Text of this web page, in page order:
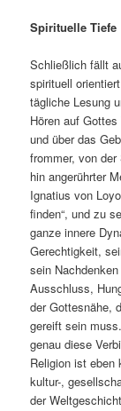
Spirituelle Tiefe
Schließlich fällt
spirituell
tägliche Lesung
Hören auf
und über das
frommer, von
hin angerührter
Ignatius von
finden“, und zu
ganze innere
Gerechtigkeit,
sein
Ausschluss,
der Gottesnähe,
gereift sein
genau diese
Religion ist eben
kultur-,
der